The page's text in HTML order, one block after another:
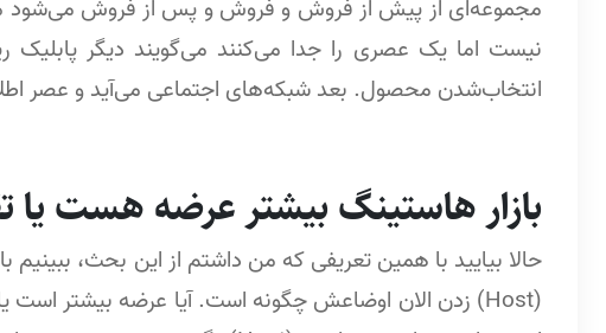
انتخاب‌شدن محصول. بعد شبکه‌های اجتماعی می‌آید و عصر
بازار هاستینگ بیشتر عرضه هست یا